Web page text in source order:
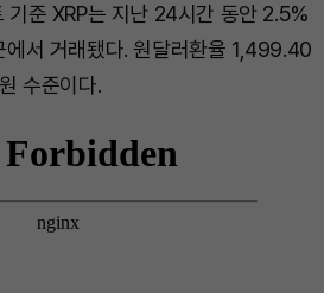
기준 XRP는 지난 24시간 동안 2.5%
서 거래됐다. 원달러환율 1,499.40
수준이다.